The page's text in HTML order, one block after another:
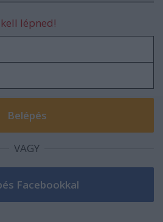
lépned!
VAGY